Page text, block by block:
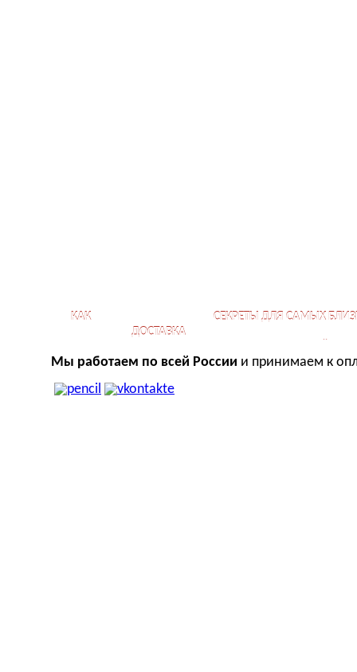
КАК
ДОСТАВКА
СЕКРЕТЫ ДЛЯ САМЫХ
Мы работаем по всей России и принимаем к